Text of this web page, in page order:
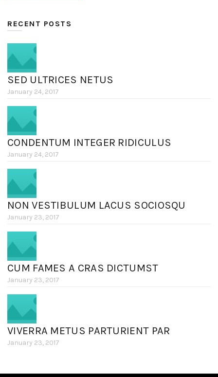
RECENT POSTS
SED ULTRICES NETUS
January 24, 2017
CONDENTUM INTEGER RIDICULUS
January 24, 2017
NON VESTIBULUM LACUS SOCIOSQU
January 23, 2017
CUM FAMES A CRAS DICTUMST
January 23, 2017
VIVERRA METUS PARTURIENT PAR
January 23, 2017